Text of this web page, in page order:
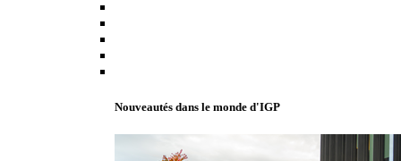
Nouveautés dans le monde d'IGP